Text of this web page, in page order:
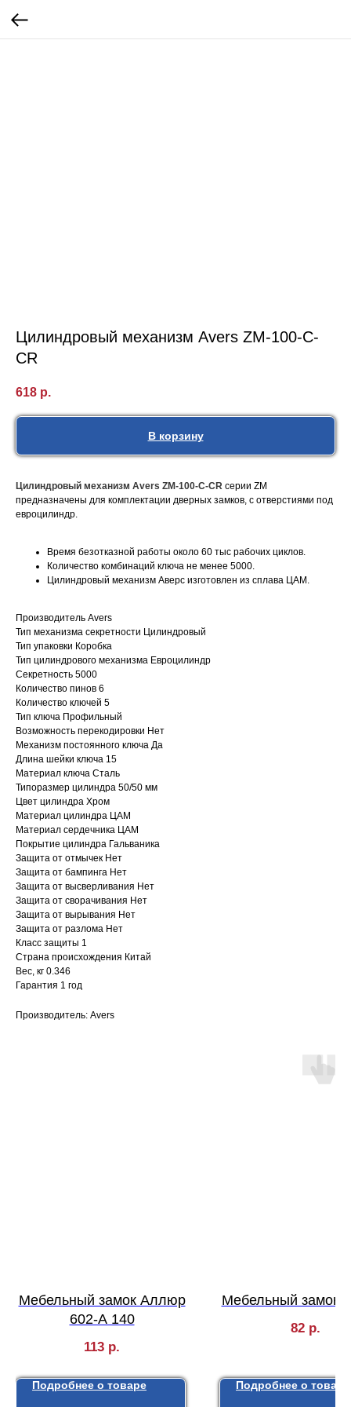
Цилиндровый механизм Avers ZM-100-C-
CR
618 р.
В корзину
Цилиндровый механизм Avers ZM-100-C-CR серии ZM
предназначены для комплектации дверных замков, с отверстиями под
евроцилиндр.
Время безотказной работы около 60 тыс рабочих циклов.
Количество комбинаций ключа не менее 5000.
Цилиндровый механизм Аверс изготовлен из сплава ЦАМ.
Производитель Avers
Тип механизма секретности Цилиндровый
Тип упаковки Коробка
Тип цилиндрового механизма Евроцилиндр
Секретность 5000
Количество пинов 6
Количество ключей 5
Тип ключа Профильный
Возможность перекодировки Нет
Механизм постоянного ключа Да
Длина шейки ключа 15
Материал ключа Сталь
Типоразмер цилиндра 50/50 мм
Цвет цилиндра Хром
Материал цилиндра ЦАМ
Материал сердечника ЦАМ
Покрытие цилиндра Гальваника
Защита от отмычек Нет
Защита от бампинга Нет
Защита от высверливания Нет
Защита от сворачивания Нет
Защита от вырывания Нет
Защита от разлома Нет
Класс защиты 1
Страна происхождения Китай
Вес, кг 0.346
Гарантия 1 год
Производитель: Avers
Мебельный замок Аллюр
602-А 140
113 р.
Подробнее о товаре
Мебельный замок
82 р.
Подробнее о товаре